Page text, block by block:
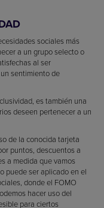
sociales más
a un grupo selecto o
al ser
sentimiento de
es también una
deseen pertenecer a un
de la conocida tarjeta
puntos, descuentos a
a medida que vamos
puede ser aplicado en el
donde el FOMO
hacer uso del
para ciertos